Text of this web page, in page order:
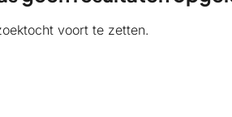
voort te zetten.